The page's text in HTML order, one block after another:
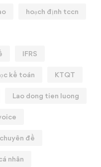
hoạch định tccn
IFRS
kế toán KTQT
Lao dong tien luong
đề
nhân